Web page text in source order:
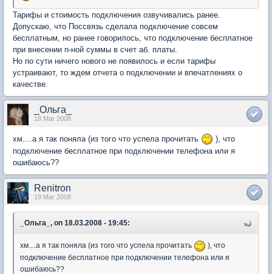
Тарифы и стоимость подключения озвучивались ранее.
Допускаю, что Поссвязь сделала подключение совсем
бесплатным, но ранее говорилось, что подключение бесплатное
при внесении n-ной суммы в счет аб. платы.
Но по сути ничего нового не появилось и если тарифы
устраивают, то ждем отчета о подключении и впечатлениях о
качестве.
_Ольга_
18 Mar 2008
хм....а я так поняла (из того что успела прочитать
), что
подключение бесплатное при подключении телефона или я
ошибаюсь??
Renitron
19 Mar 2008
_Ольга_, on 18.03.2008 - 19:45:
хм....а я так поняла (из того что успела прочитать
), что
подключение бесплатное при подключении телефона или я
ошибаюсь??